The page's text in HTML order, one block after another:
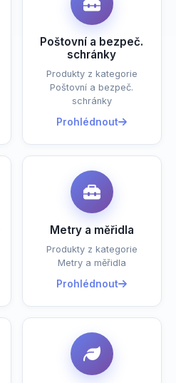
Poštovní a bezpeč.
schránky
Produkty z kategorie
Poštovní a bezpeč.
schránky
Prohlédnout
Metry a měřidla
Produkty z kategorie
Metry a měřidla
Prohlédnout